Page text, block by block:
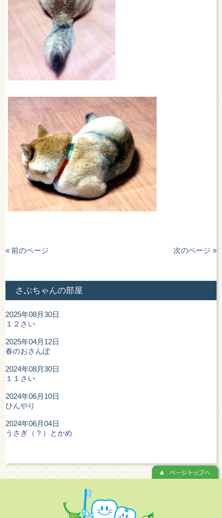
« 前のページ 次のページ »
さぶちゃんの部屋
2025年08月30日
１２さい
2025年04月12日
春のおさんぽ
2024年08月30日
１１さい
2024年06月10日
ひんやり
2024年06月04日
うさぎ（？）とかめ